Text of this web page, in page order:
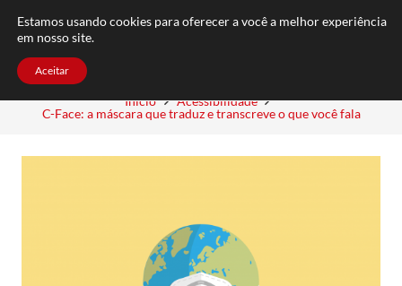
FAQ TRABALHE CONOSCO CONTATO
Início
Acessibilidade
C-Face: a máscara que traduz e transcreve o que você fala
Estamos usando cookies para oferecer a você a melhor experiência
em nosso site.
Aceitar